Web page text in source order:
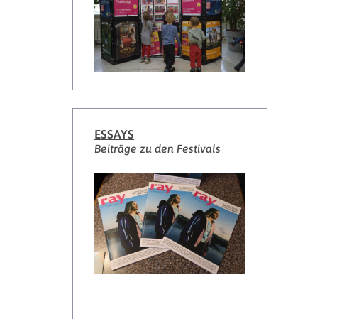
ESSAYS
Beiträge zu den Festivals